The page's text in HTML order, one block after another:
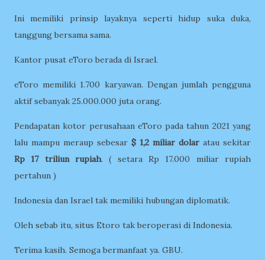
Ini memiliki prinsip layaknya seperti hidup suka duka,
tanggung bersama sama.
Kantor pusat eToro berada di Israel.
eToro memiliki 1.700 karyawan. Dengan jumlah pengguna
aktif sebanyak 25.000.000 juta orang.
Pendapatan kotor perusahaan eToro pada tahun 2021 yang
lalu mampu meraup sebesar $ 1,2 miliar dolar atau sekitar
Rp 17 triliun rupiah. ( setara Rp 17.000 miliar rupiah
pertahun )
Indonesia dan Israel tak memiliki hubungan diplomatik.
Oleh sebab itu, situs Etoro tak beroperasi di Indonesia.
Terima kasih. Semoga bermanfaat ya. GBU.